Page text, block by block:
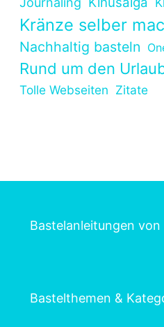
Kränze selber
Nachhaltig basteln
Rund um den
Tolle Webseiten Zitate
Bastelanleitungen von
Bastelthemen &